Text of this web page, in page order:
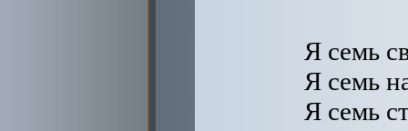
Я семь
Я семь
Я семь